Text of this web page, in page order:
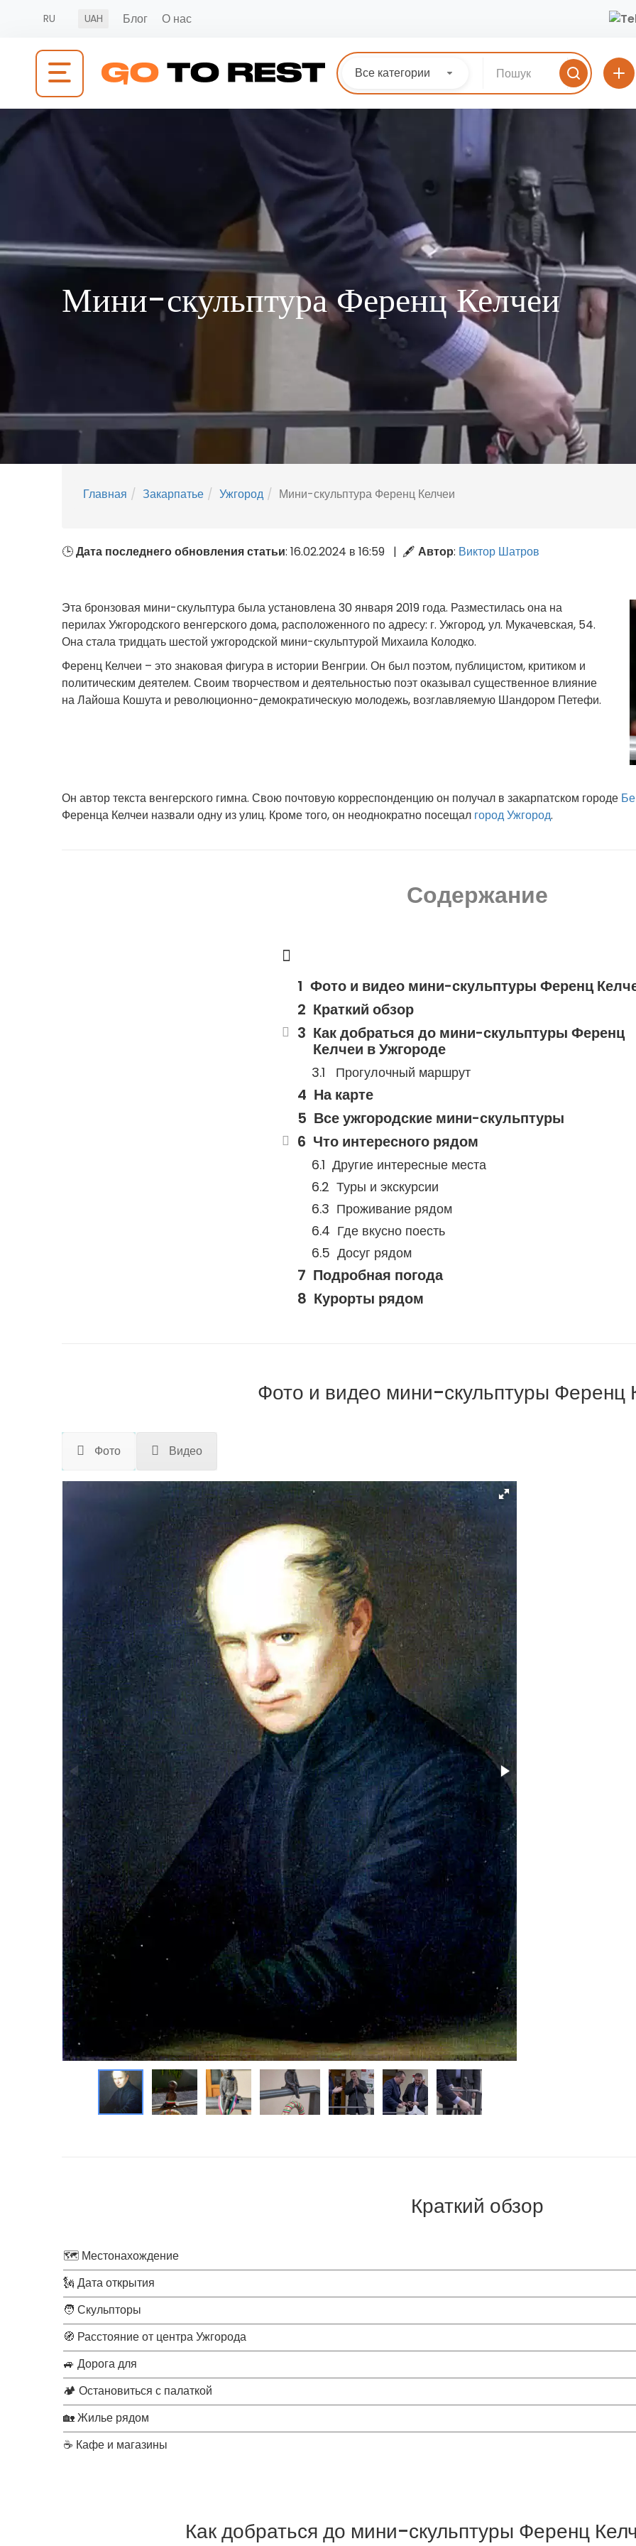
RU UAH Блог О нас
Все категории
Мини-скульптура Ференц Келчеи
Главная Закарпатье Ужгород Мини-скульптура Ференц Келчеи
🕒Дата последнего обновления статьи: 16.02.2024 в 16:59 | 🖋 Автор: Виктор Шатров
Эта бронзовая мини-скульптура была установлена 30 января 2019 года. Разместилась она на
перилах Ужгородского венгерского дома, расположенного по адресу: г. Ужгород, ул. Мукачевская, 54.
Она стала тридцать шестой ужгородской мини-скульптурой Михаила Колодко.
Ференц Келчеи – это знаковая фигура в истории Венгрии. Он был поэтом, публицистом, критиком и
политическим деятелем. Своим творчеством и деятельностью поэт оказывал существенное влияние
на Лайоша Кошута и революционно-демократическую молодежь, возглавляемую Шандором Петефи.
Он автор текста венгерского гимна. Свою почтовую корреспонденцию он получал в закарпатском городе
Ференца Келчеи назвали одну из улиц. Кроме того, он неоднократно посещал город Ужгород.
Содержание
Фото и видео мини-скульптуры Ференц
Краткий обзор
Как добраться до мини-скульптуры Ференц
Келчеи в Ужгороде
Прогулочный маршрут
На карте
Все ужгородские мини-скульптуры
Что интересного рядом
Другие интересные места
Туры и экскурсии
Проживание рядом
Где вкусно поесть
Досуг рядом
Подробная погода
Курорты рядом
Фото и видео мини-скульптуры Ференц
Фото Видео
Краткий обзор
🗺 Местонахождение
🗽 Дата открытия
🧑 Скульпторы
🧭 Расстояние от центра Ужгорода
🚙 Дорога для
🏕 Остановиться с палаткой
🏡 Жилье рядом
☕ Кафе и магазины
Как добраться до мини-скульптуры Ференц